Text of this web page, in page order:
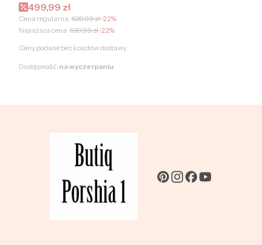
Cena promocyjna
499,99 zł
Cena regularna: 639,99 zł-22%
Najniższa cena: 639,99 zł-22%
Ceny podane bez kosztów dostawy.
Dostępność: na wyczerpaniu